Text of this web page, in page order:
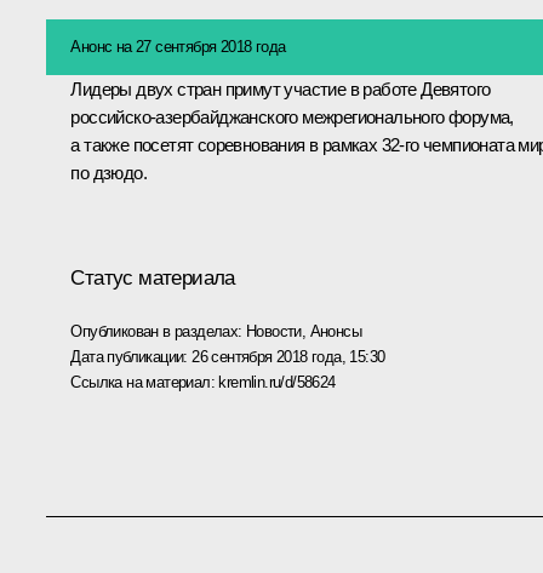
Анонс на 27 сентября 2018 года
Лидеры двух стран примут участие в работе Девятого
российско-азербайджанского межрегионального форума,
а также посетят соревнования в рамках 32-го чемпионата
по дзюдо.
Статус материала
Опубликован в разделах: Новости, Анонсы
Дата публикации: 26 сентября 2018 года, 15:30
Ссылка на материал: kremlin.ru/d/58624